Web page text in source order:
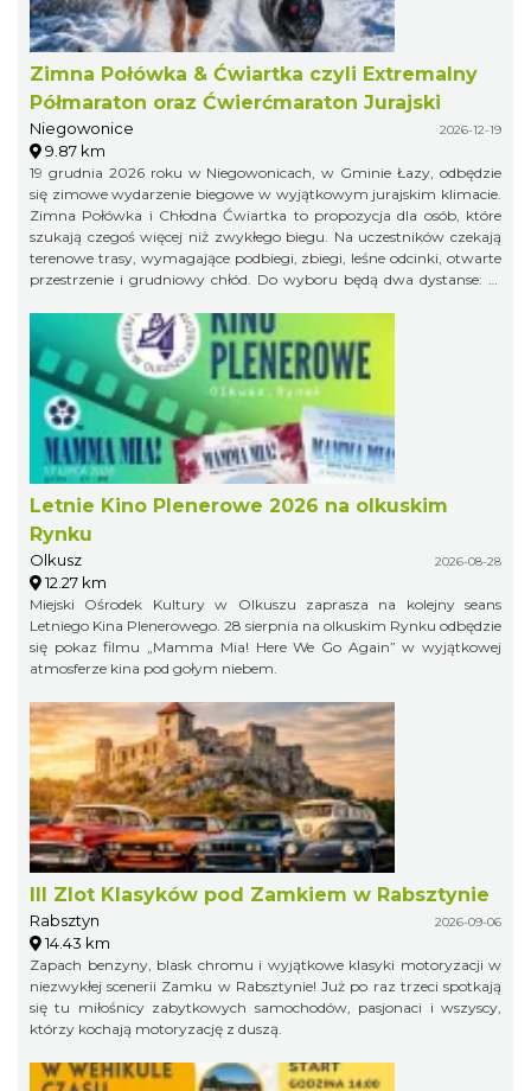
Zimna Połówka & Ćwiartka czyli Extremalny
Półmaraton oraz Ćwierćmaraton Jurajski
Niegowonice 2026-12-19
9.87 km
19 grudnia 2026 roku w Niegowonicach, w Gminie Łazy, odbędzie
się zimowe wydarzenie biegowe w wyjątkowym jurajskim klimacie.
Zimna Połówka i Chłodna Ćwiartka to propozycja dla osób, które
szukają czegoś więcej niż zwykłego biegu. Na uczestników czekają
terenowe trasy, wymagające podbiegi, zbiegi, leśne odcinki, otwarte
przestrzenie i grudniowy chłód. Do wyboru będą dwa dystanse: 21
jako Extremalny Ćwierćmaraton Jurajski. Krótszy dystans jest
przeznaczony zarówno dla biegaczy, jak i miłośników nordic
walking. Trasy zostaną przygotowane bezpiecznie, ale zachowają
swój terenowy charakter i zimowy pazur.
Letnie Kino Plenerowe 2026 na olkuskim
Rynku
Olkusz 2026-08-28
12.27 km
Miejski Ośrodek Kultury w Olkuszu zaprasza na kolejny seans
Letniego Kina Plenerowego. 28 sierpnia na olkuskim Rynku odbędzie
się pokaz filmu „Mamma Mia! Here We Go Again” w wyjątkowej
atmosferze kina pod gołym niebem.
III Zlot Klasyków pod Zamkiem w Rabsztynie
Rabsztyn 2026-09-06
14.43 km
Zapach benzyny, blask chromu i wyjątkowe klasyki motoryzacji w
niezwykłej scenerii Zamku w Rabsztynie! Już po raz trzeci spotkają
się tu miłośnicy zabytkowych samochodów, pasjonaci i wszyscy,
którzy kochają motoryzację z duszą.